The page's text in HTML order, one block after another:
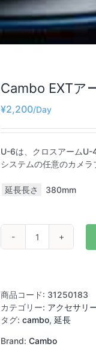
Cambo EXTア
¥2,200
U-6は、クロスアームU-
システムの任意のカメラ
延長長さ 380mm
Cambo
ム
U-
6
商品コード: 31250183
カテゴリー: アクセサリ
タグ: cambo, 延長
Brand: Cambo